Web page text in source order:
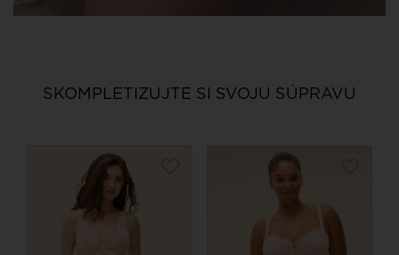
SKOMPLETIZUJTE SI SVOJU SÚPRAVU